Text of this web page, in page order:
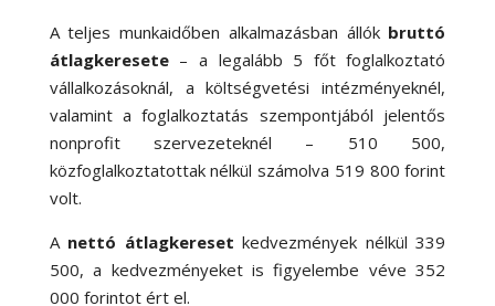
A teljes munkaidőben alkalmazásban állók bruttó
átlagkeresete – a legalább 5 főt foglalkoztató
vállalkozásoknál, a költségvetési intézményeknél,
valamint a foglalkoztatás szempontjából jelentős
nonprofit szervezeteknél – 510 500,
közfoglalkoztatottak nélkül számolva 519 800 forint
volt.
A nettó átlagkereset kedvezmények nélkül 339
500, a kedvezményeket is figyelembe véve 352
000 forintot ért el.